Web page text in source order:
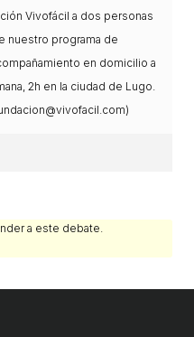
Vivofácil a dos personas
nuestro programa de
en domicilio a
2h en la ciudad de Lugo.
a este debate.